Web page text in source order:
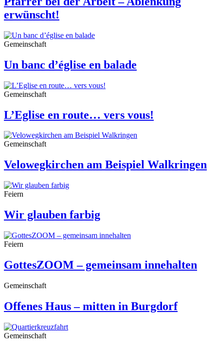
erwünscht!
Gemeinschaft
Un banc d’église en balade
Gemeinschaft
L’Eglise en route… vers vous!
Gemeinschaft
Velowegkirchen am Beispiel Walkringen
Feiern
Wir glauben farbig
Feiern
GottesZOOM – gemeinsam innehalten
Gemeinschaft
Offenes Haus – mitten in Burgdorf
Gemeinschaft